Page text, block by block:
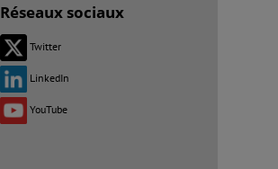
Réseaux sociaux
Twitter
LinkedIn
YouTube